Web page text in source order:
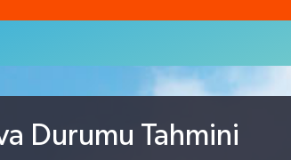
BİST100
Durumu Tahmini